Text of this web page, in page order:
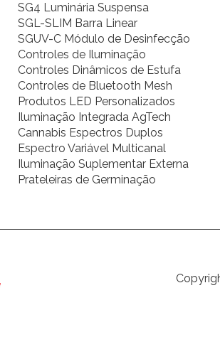
SG4 Luminária Suspensa
SGL-SLIM Barra Linear
SGUV-C Módulo de Desinfecção
Controles de Iluminação
Controles Dinâmicos de Estufa
Controles de Bluetooth Mesh
Produtos LED Personalizados
Iluminação Integrada AgTech
Cannabis Espectros Duplos
Espectro Variável Multicanal
Iluminação Suplementar Externa
Prateleiras de Germinação